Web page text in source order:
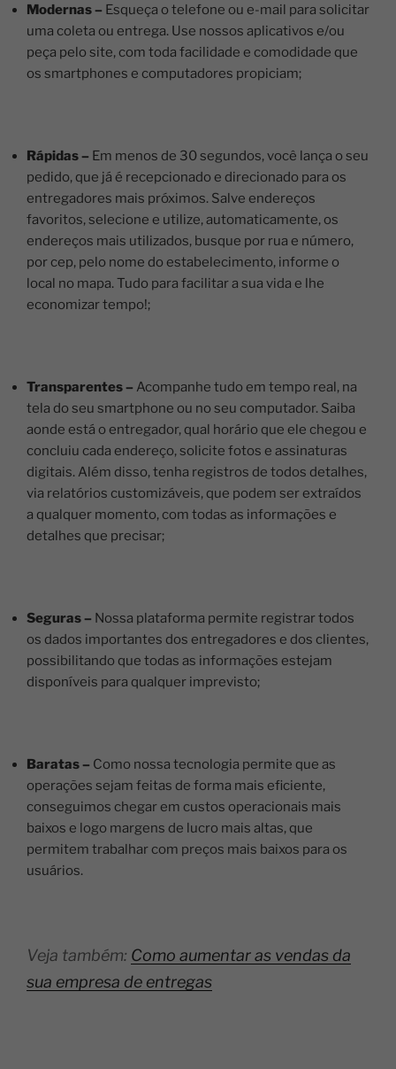
Modernas – Esqueça o telefone ou e-mail para solicitar
uma coleta ou entrega. Use nossos aplicativos e/ou
peça pelo site, com toda facilidade e comodidade que
os smartphones e computadores propiciam;
Rápidas – Em menos de 30 segundos, você lança o seu
pedido, que já é recepcionado e direcionado para os
entregadores mais próximos. Salve endereços
favoritos, selecione e utilize, automaticamente, os
endereços mais utilizados, busque por rua e número,
por cep, pelo nome do estabelecimento, informe o
local no mapa. Tudo para facilitar a sua vida e lhe
economizar tempo!;
Transparentes – Acompanhe tudo em tempo real, na
tela do seu smartphone ou no seu computador. Saiba
aonde está o entregador, qual horário que ele chegou e
concluiu cada endereço, solicite fotos e assinaturas
digitais. Além disso, tenha registros de todos detalhes,
via relatórios customizáveis, que podem ser extraídos
a qualquer momento, com todas as informações e
detalhes que precisar;
Seguras – Nossa plataforma permite registrar todos
os dados importantes dos entregadores e dos clientes,
possibilitando que todas as informações estejam
disponíveis para qualquer imprevisto;
Baratas – Como nossa tecnologia permite que as
operações sejam feitas de forma mais eficiente,
conseguimos chegar em custos operacionais mais
baixos e logo margens de lucro mais altas, que
permitem trabalhar com preços mais baixos para os
usuários.
Veja também: Como aumentar as vendas da
sua empresa de entregas